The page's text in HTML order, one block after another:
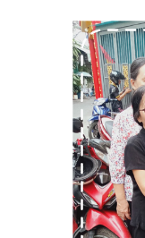
toàn bộ thông số kĩ
đạp điện này chưa
hãng có tên
người dùng có...